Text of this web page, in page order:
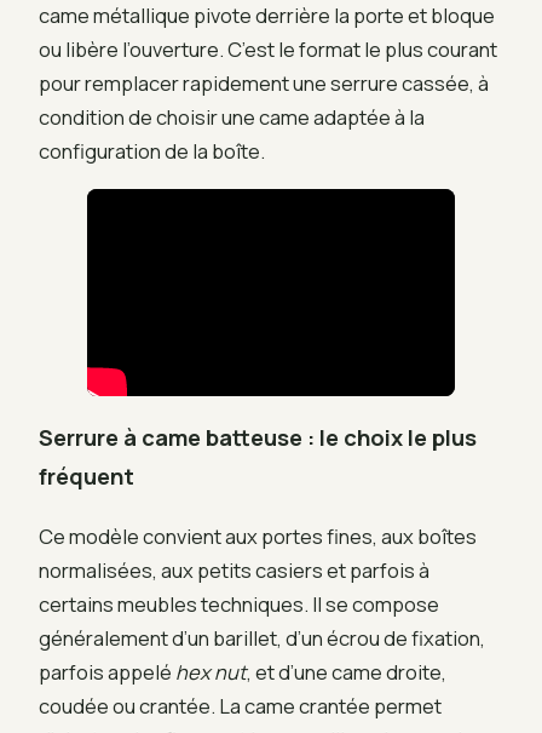
came métallique pivote derrière la porte et bloque
ou libère l’ouverture. C’est le format le plus courant
pour remplacer rapidement une serrure cassée, à
condition de choisir une came adaptée à la
configuration de la boîte.
Serrure à came batteuse : le choix le plus
fréquent
Ce modèle convient aux portes fines, aux boîtes
normalisées, aux petits casiers et parfois à
certains meubles techniques. Il se compose
généralement d’un barillet, d’un écrou de fixation,
parfois appelé hex nut, et d’une came droite,
coudée ou crantée. La came crantée permet